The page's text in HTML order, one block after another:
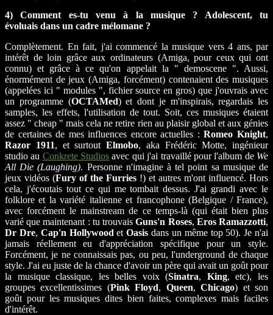
4) Comment es-tu venu à la musique ? Adolescent, tu
évoluais dans un cadre mélomane ?
Complètement. En fait, j'ai commencé la musique vers 4 ans, par
intérêt de loin grâce aux ordinateurs (Amiga, pour ceux qui ont
connu) et grâce à ce qu'on appelait la " demoscene ". Aussi,
énormément de jeux (Amiga, forcément) contenaient des musiques
(appelées ici " modules ", fichier source en gros) que j'ouvrais avec
un programme (OCTAMed) et dont je m'inspirais, regardais les
samples, les effets, l'utilisation de tout. Soit, ces musiques étaient
assez " cheap " mais cela ne retire rien au plaisir global et aux génies
de certaines de mes influences encore actuelles :Romeo Knight,
Razor 1911, et surtout Elmobo, aka Frédéric Motte, ingénieur
studio au Conkrete Studios avec qui j'ai travaillé pour l'album de We
All Die (Laughing). Personne n'imagine à tel point sa musique de
jeux vidéos (Fury of the Furries !) et autres m'ont influencé. Hors
cela, j'écoutais tout ce qui me tombait dessus. J'ai grandi avec le
folklore et la variété italienne et francophone (Belgique / France),
avec forcément le mainstream de ce temps-là (qui était bien plus
varié que maintenant : tu trouvaisGuns'n Roses, Eros Ramazzotti,
Dr Dre, Cap'n Hollywood etOasis dans un même top 50). Je n'ai
jamais réellement eu d'appréciation spécifique pour un style.
Forcément, je ne connaissais pas, ou peu, l'underground de chaque
style. J'ai eu juste de la chance d'avoir un père qui avait un goût pour
la musique classique, les belles voix (Sinatra, King, etc), les
groupes excellentissimes (Pink Floyd, Queen,Chicago) et son
goût pour les musiques dites bien faites, complexes mais faciles
d'intérêt.